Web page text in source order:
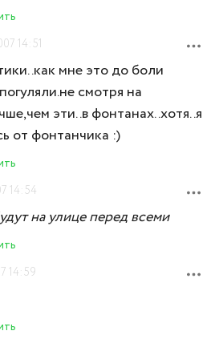
14:51
мне это до боли
смотря на
эти..в фонтанах..хотя..я
от фонтанчика :)
14:54
на улице перед всеми
14:59